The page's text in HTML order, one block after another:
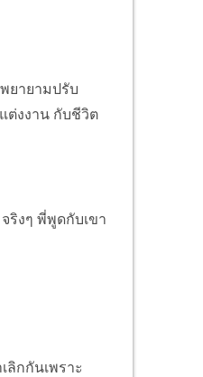
ยายามปรับ
ต่งงาน กับชีวิต
ริงๆ พี่พูดกับเขา
ลิกกันเพราะ